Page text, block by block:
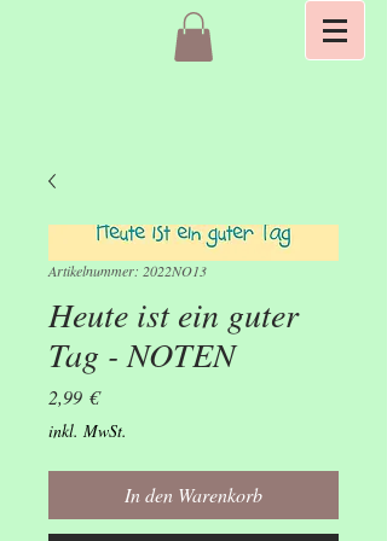
Artikelnummer: 2022NO13
Heute ist ein guter
Tag - NOTEN
2,99 €Preis
inkl. MwSt.
In den Warenkorb